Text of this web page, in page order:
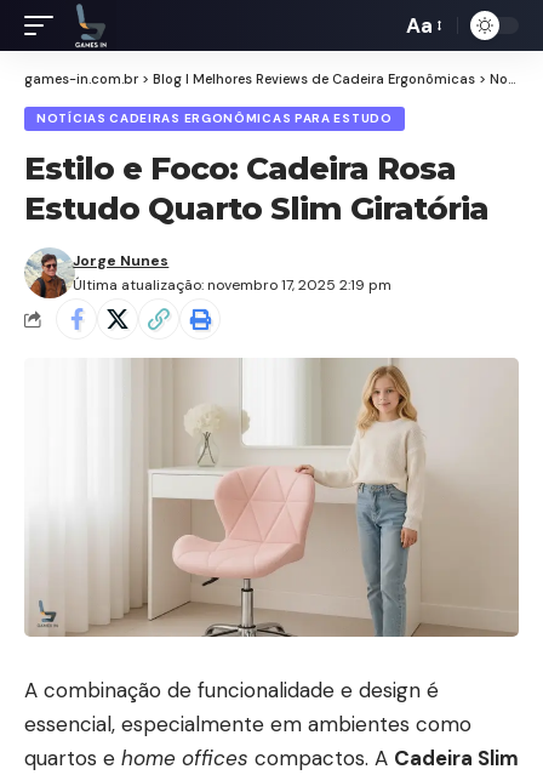
de
Aa
games-in.com.br > Blog I Melhores Reviews de Cadeira Ergonômicas > Notícias Cadeiras Ergonômicas para Estudo
NOTÍCIAS CADEIRAS ERGONÔMICAS PARA ESTUDO
Estilo e Foco: Cadeira Rosa
Estudo Quarto Slim Giratória
Última atualização: novembro 17, 2025 2:19 pm
Jorge Nunes
A combinação de funcionalidade e design é
essencial, especialmente em ambientes como
quartos e home offices compactos. A Cadeira Slim